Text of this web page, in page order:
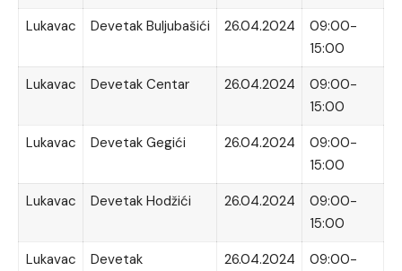
Lukavac
Devetak Buljubašići 26.04.2024
09:00-
15:00
Lukavac
Devetak Centar 26.04.2024
09:00-
15:00
Lukavac
Devetak Gegići 26.04.2024
09:00-
15:00
Lukavac
Devetak Hodžići 26.04.2024
09:00-
15:00
Lukavac
Devetak
26.04.2024
09:00-